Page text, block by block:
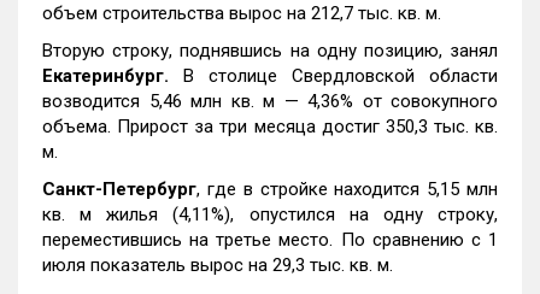
объем строительства вырос на 212,7 тыс. кв. м.
Вторую строку, поднявшись на одну позицию, занял
Екатеринбург. В столице Свердловской области
возводится 5,46 млн кв. м — 4,36% от совокупного
объема. Прирост за три месяца достиг 350,3 тыс. кв.
м.
Санкт-Петербург, где в стройке находится 5,15 млн
кв. м жилья (4,11%), опустился на одну строку,
переместившись на третье место. По сравнению с 1
июля показатель вырос на 29,3 тыс. кв. м.